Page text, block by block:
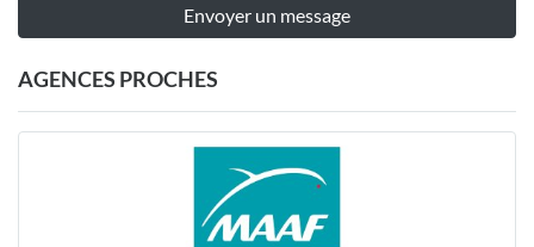
Envoyer un message
AGENCES PROCHES